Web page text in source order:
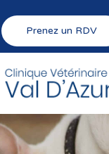
Prenez un RDV